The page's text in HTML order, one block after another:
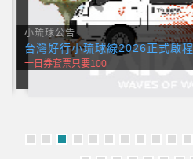
小琉球公告
台灣好行小琉球線2026正式啟程
一日券套票只要100